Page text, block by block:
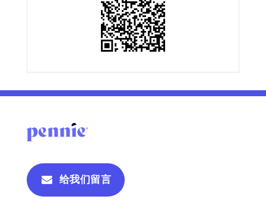
给我们留言